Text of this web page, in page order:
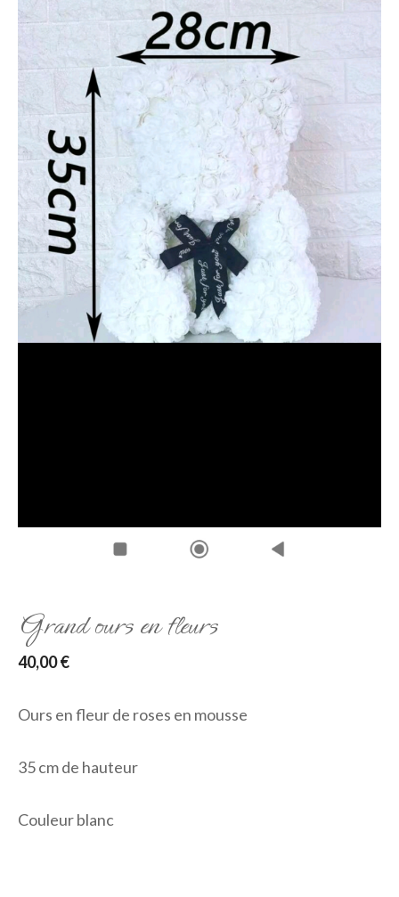
Grand ours en fleurs
40,00€
Ours en fleur de roses en mousse
35 cm de hauteur
Couleur blanc